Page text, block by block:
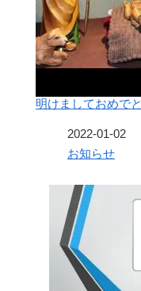
明けましておめで
2022-01-02
関連理由お知らせ